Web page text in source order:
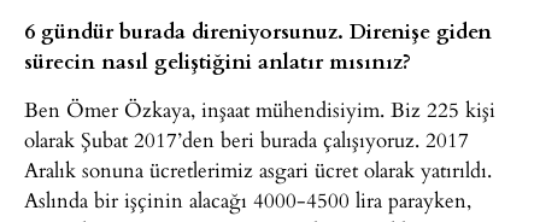
6 gündür burada direniyorsunuz. Direnişe giden
sürecin nasıl geliştiğini anlatır mısınız?
Ben Ömer Özkaya, inşaat mühendisiyim. Biz 225 kişi
olarak Şubat 2017’den beri burada çalışıyoruz. 2017
Aralık sonuna ücretlerimiz asgari ücret olarak yatırıldı.
Aslında bir işçinin alacağı 4000-4500 lira parayken,